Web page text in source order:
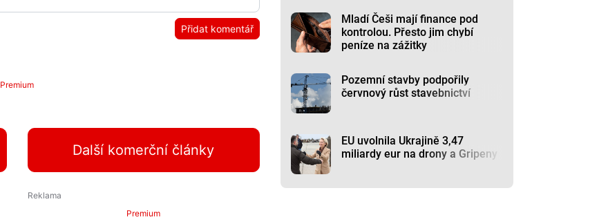
Přidat komentář
Premium
Další komerční články
Mladí Češi mají finance pod
kontrolou. Přesto jim chybí
peníze na zážitky
Pozemní stavby podpořily
červnový růst stavebnictví
EU uvolnila Ukrajině 3,47
miliardy eur na drony a Gripeny
Premium